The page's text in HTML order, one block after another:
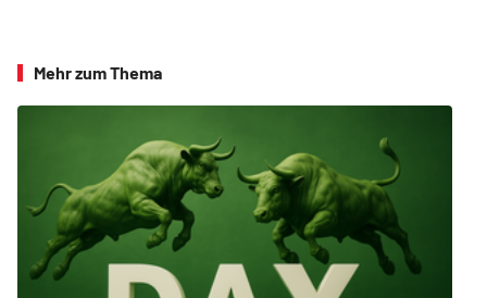
Mehr zum Thema